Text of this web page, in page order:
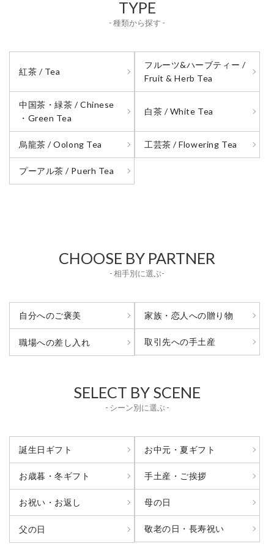
TYPE
- 種類から探す -
紅茶 / Tea
フルーツ&ハーブティー /
Fruit & Herb Tea
中国茶・緑茶 / Chinese
・Green Tea
白茶 / White Tea
烏龍茶 / Oolong Tea 工芸茶 / Flowering Tea
プーアル茶 / Puerh Tea
CHOOSE BY PARTNER
- 相手別に選ぶ-
自分へのご褒美 家族・恋人への贈り物
職場への差し入れ 取引先への手土産
SELECT BY SCENE
- シーン別に選ぶ -
誕生日ギフト お中元・夏ギフト
お歳暮・冬ギフト 手土産・ご挨拶
お祝い・お返し 母の日
父の日 敬老の日・長寿祝い